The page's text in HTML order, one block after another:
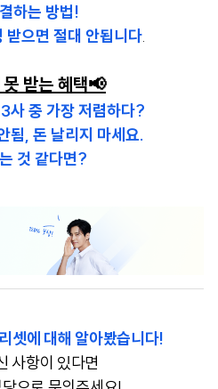
하는 방법!
받으면 절대 안됩니다.
받는 혜택📢
사 중 가장 저렴하다?
됨, 돈 날리지 마세요.
것 같다면?
셋에 대해 알아봤습니다!
사항이 있다면